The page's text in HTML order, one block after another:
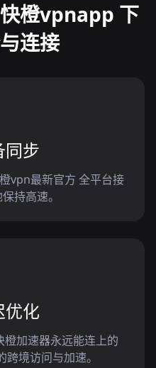
橙vpnapp 下
连接
同步
vpn最新官方 全平台接
持高速。
优化
加速器永远能连上的
境访问与加速。